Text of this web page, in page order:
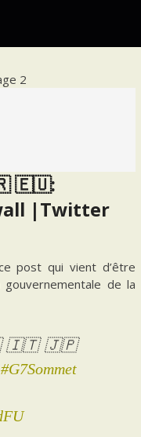
2
🇪🇺:
|Twitter
post qui vient d’être
gouvernementale de la
🇮🇹 🇯🇵
#G7Sommet